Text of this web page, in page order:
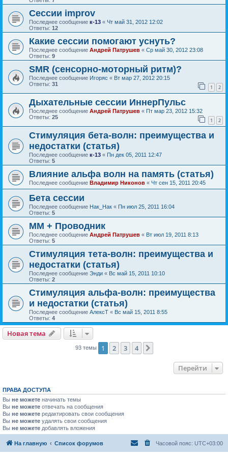
Сессии improv
Последнее сообщение к-13 « Чт май 31, 2012 12:02
Ответы: 12
Какие сессии помогают уснуть?
Последнее сообщение Андрей Патрушев « Ср май 30, 2012 23:08
Ответы: 9
SMR (сенсорно-моторный ритм)?
Последнее сообщение Игоряс « Вт мар 27, 2012 20:15
Ответы: 31 1 2
Дыхательные сессии ИннерПульс
Последнее сообщение Андрей Патрушев « Пт мар 23, 2012 15:32
Ответы: 25 1 2
Стимуляция бета-волн: преимущества и
недостатки (статья)
Последнее сообщение к-13 « Пн дек 05, 2011 12:47
Ответы: 5
Влияние альфа волн на память (статья)
Последнее сообщение Владимир Никонов « Чт сен 15, 2011 20:45
Бета сессии
Последнее сообщение Нак_Нак « Пн июл 25, 2011 16:04
Ответы: 5
ММ + Проводник
Последнее сообщение Андрей Патрушев « Вт июл 19, 2011 8:13
Ответы: 5
Стимуляция тета-волн: преимущества и
недостатки (статья)
Последнее сообщение Энди « Вс май 15, 2011 10:10
Ответы: 2
Стимуляция альфа-волн: преимущества
и недостатки (статья)
Последнее сообщение АлексТ « Вс май 15, 2011 8:55
Ответы: 4
Новая тема
93 темы 1 2 3 4
Перейти
ПРАВА ДОСТУПА
Вы не можете начинать темы
Вы не можете отвечать на сообщения
Вы не можете редактировать свои сообщения
Вы не можете удалять свои сообщения
Вы не можете добавлять вложения
На главную Список форумов Часовой пояс: UTC+03:00